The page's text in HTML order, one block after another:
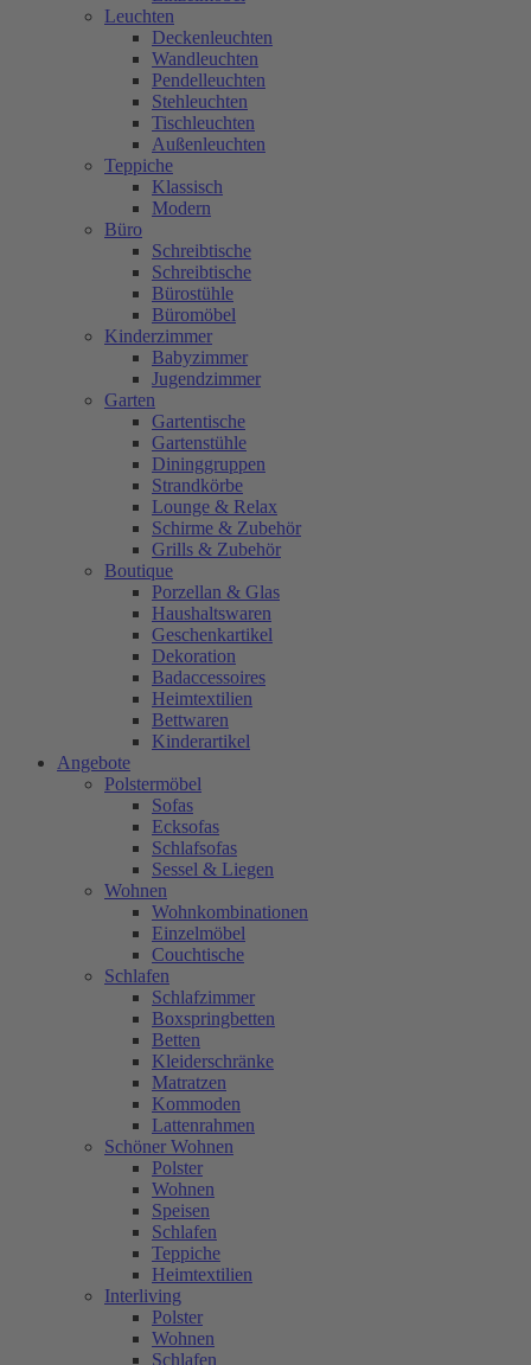
Leuchten
Deckenleuchten
Wandleuchten
Pendelleuchten
Stehleuchten
Tischleuchten
Außenleuchten
Teppiche
Klassisch
Modern
Büro
Schreibtische
Schreibtische
Bürostühle
Büromöbel
Kinderzimmer
Babyzimmer
Jugendzimmer
Garten
Gartentische
Gartenstühle
Dininggruppen
Strandkörbe
Lounge & Relax
Schirme & Zubehör
Grills & Zubehör
Boutique
Porzellan & Glas
Haushaltswaren
Geschenkartikel
Dekoration
Badaccessoires
Heimtextilien
Bettwaren
Kinderartikel
Angebote
Polstermöbel
Sofas
Ecksofas
Schlafsofas
Sessel & Liegen
Wohnen
Wohnkombinationen
Einzelmöbel
Couchtische
Schlafen
Schlafzimmer
Boxspringbetten
Betten
Kleiderschränke
Matratzen
Kommoden
Lattenrahmen
Schöner Wohnen
Polster
Wohnen
Speisen
Schlafen
Teppiche
Heimtextilien
Interliving
Polster
Wohnen
Schlafen